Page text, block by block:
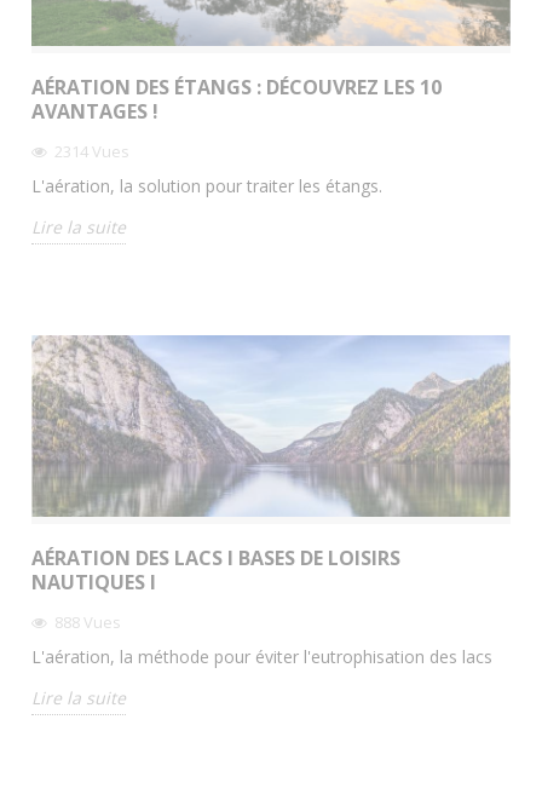
AÉRATION DES ÉTANGS : DÉCOUVREZ LES 10
AVANTAGES !
2314Vues
L'aération, la solution pour traiter les étangs.
Lire la suite
AÉRATION DES LACS I BASES DE LOISIRS
NAUTIQUES I
888Vues
L'aération, la méthode pour éviter l'eutrophisation des lacs
Lire la suite